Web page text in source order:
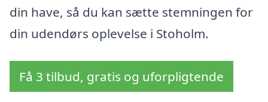
din have, så du kan sætte stemningen for
din udendørs oplevelse i Stoholm.
Få 3 tilbud, gratis og uforpligtende